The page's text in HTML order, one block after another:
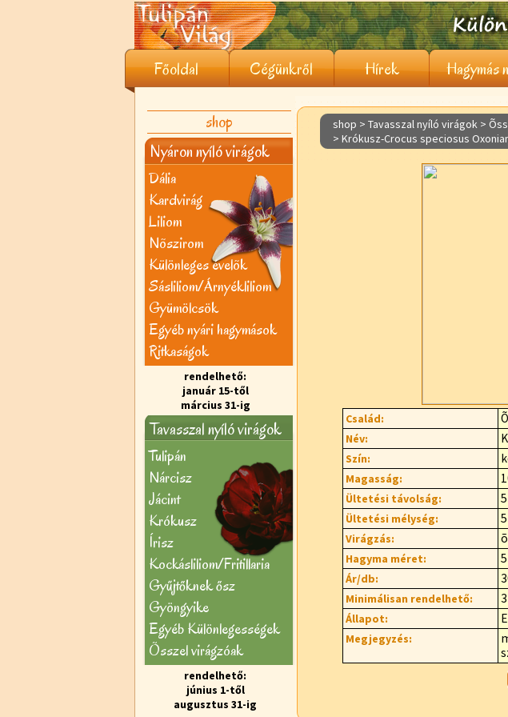
Főoldal Cégünkről Hírek Hagymás
shop
Nyáron nyíló virágok
Dália
Kardvirág
Liliom
Nõszirom
Különleges évelõk
Sásliliom/Árnyékliliom
Gyümölcsök
Egyéb nyári hagymások
Ritkaságok
rendelhető:
január 15-től
március 31-ig
Tavasszal nyíló virágok
Tulipán
Nárcisz
Jácint
Krókusz
Írisz
Kockásliliom/Fritillaria
Gyűjtőknek ősz
Gyöngyike
Egyéb Különlegességek
Õsszel virágzóak
rendelhető:
június 1-től
augusztus 31-ig
shop > Tavasszal nyíló virágok >
> Krókusz-Crocus speciosus
Család:
Név:
Szín:
Magasság:
Ültetési távolság:
Ültetési mélység:
Virágzás:
Hagyma méret:
Ár/db:
Minimálisan rendelhető:
Állapot:
Megjegyzés: